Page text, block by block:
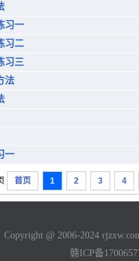
习一
习二
习三
法
一
首页 1 2 3 4
Copyright @ 2006-2024
赣ICP备